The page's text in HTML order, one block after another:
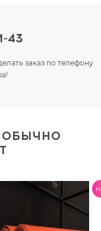
43
заказ по телефону